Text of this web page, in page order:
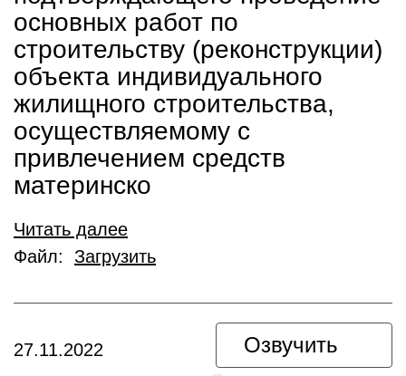
основных работ по
строительству (реконструкции)
объекта индивидуального
жилищного строительства,
осуществляемому с
привлечением средств
материнско
Читать далее
Файл: Загрузить
Озвучить
27.11.2022